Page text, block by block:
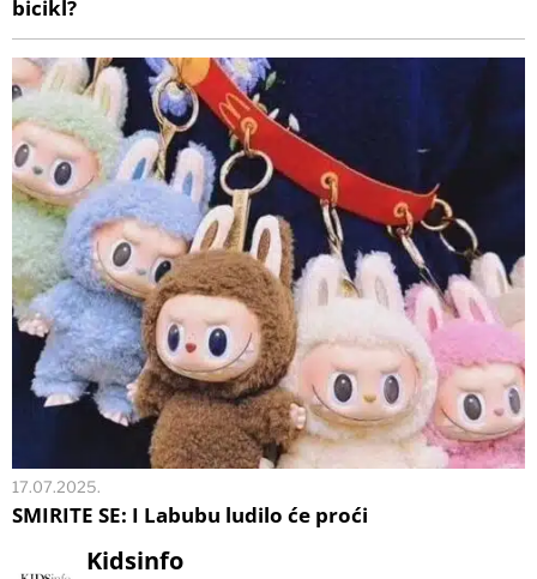
bicikl?
17.07.2025.
SMIRITE SE: I Labubu ludilo će proći
Kidsinfo